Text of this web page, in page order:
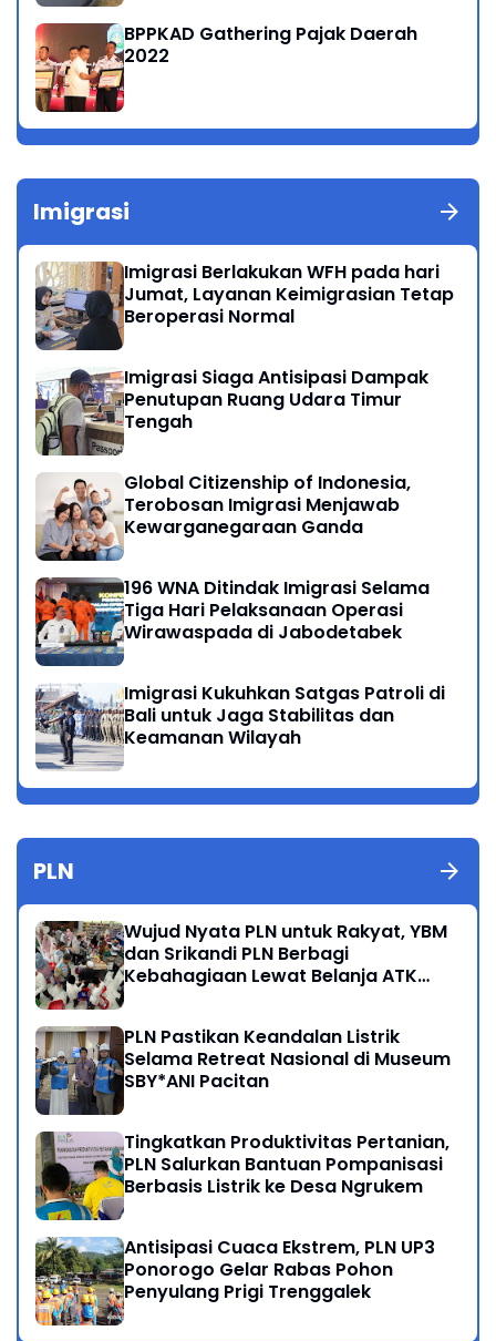
BPPKAD Gathering Pajak Daerah
2022
Imigrasi
Imigrasi Berlakukan WFH pada hari
Jumat, Layanan Keimigrasian Tetap
Beroperasi Normal
Imigrasi Siaga Antisipasi Dampak
Penutupan Ruang Udara Timur
Tengah
Global Citizenship of Indonesia,
Terobosan Imigrasi Menjawab
Kewarganegaraan Ganda
196 WNA Ditindak Imigrasi Selama
Tiga Hari Pelaksanaan Operasi
Wirawaspada di Jabodetabek
Imigrasi Kukuhkan Satgas Patroli di
Bali untuk Jaga Stabilitas dan
Keamanan Wilayah
PLN
Wujud Nyata PLN untuk Rakyat, YBM
dan Srikandi PLN Berbagi
Kebahagiaan Lewat Belanja ATK
PLN Pastikan Keandalan Listrik
Selama Retreat Nasional di Museum
SBY*ANI Pacitan
Tingkatkan Produktivitas Pertanian,
PLN Salurkan Bantuan Pompanisasi
Berbasis Listrik ke Desa Ngrukem
Antisipasi Cuaca Ekstrem, PLN UP3
Ponorogo Gelar Rabas Pohon
Penyulang Prigi Trenggalek